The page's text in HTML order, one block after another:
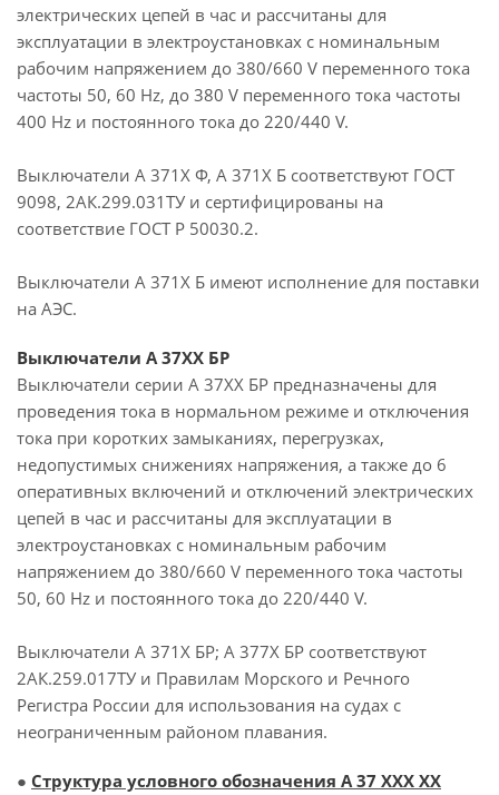
электрических цепей в час и рассчитаны для
эксплуатации в электроустановках с номинальным
рабочим напряжением до 380/660 V переменного тока
частоты 50, 60 Hz, до 380 V переменного тока частоты
400 Hz и постоянного тока до 220/440 V.
Выключатели А 371Х Ф, А 371Х Б соответствуют ГОСТ
9098, 2АК.299.031ТУ и сертифицированы на
соответствие ГОСТ Р 50030.2.
Выключатели А 371X Б имеют исполнение для поставки
на АЭС.
Выключатели А 37ХХ БР
Выключатели серии А 37ХХ БР предназначены для
проведения тока в нормальном режиме и отключения
тока при коротких замыканиях, перегрузках,
недопустимых снижениях напряжения, а также до 6
оперативных включений и отключений электрических
цепей в час и рассчитаны для эксплуатации в
электроустановках с номинальным рабочим
напряжением до 380/660 V переменного тока частоты
50, 60 Hz и постоянного тока до 220/440 V.
Выключатели А 371Х БР; А 377Х БР соответствуют
2АК.259.017ТУ и Правилам Морского и Речного
Регистра России для использования на судах с
неограниченным районом плавания.
● Структура условного обозначения А 37 ХХХ ХХ